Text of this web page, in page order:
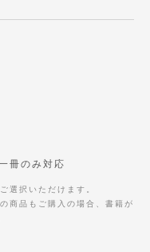
冊のみ対応
選択いただけます。
商品もご購入の場合、書籍が